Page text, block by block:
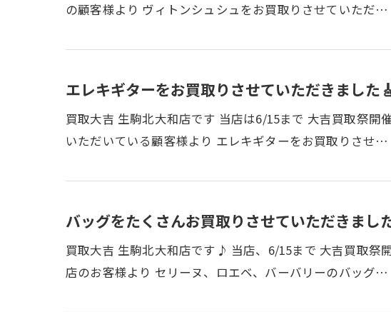
の顧客様より ヴィトンシュシュをお買取りさせていただ…
エレキギターをお買取りさせていただきました
買取大吉 生駒北大和店です 当店は6/15まで 大吉買取祭
いただいている顧客様より エレキギターをお買取りさせ…
バッグをたくさんお買取りさせていただきまし
買取大吉 生駒北大和店です♪ 当店、6/15まで 大吉買取
店のお客様より セリーヌ、ロエベ、バーバリーのバッグ…